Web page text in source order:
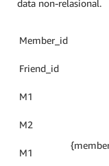
data non-relasional.
Member_id
Friend_id
M1
M2
M1